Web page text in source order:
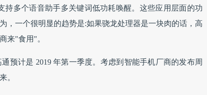
持多个语音助手多关键词低功耗唤醒。这些应用层面的功
，一个很明显的趋势是:如果骁龙处理器是一块肉的话，高
来"食用"。
预计是 2019 年第一季度。考虑到智能手机厂商的发布周
。